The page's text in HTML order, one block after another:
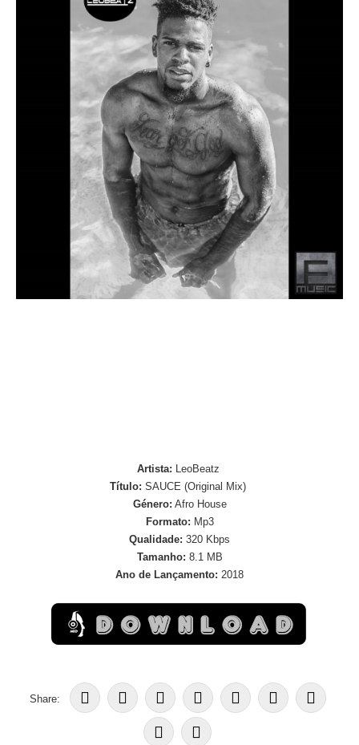
Artista: LeoBeatz
Título: SAUCE (Original Mix)
Género: Afro House
Formato: Mp3
Qualidade: 320 Kbps
Tamanho: 8.1 MB
Ano de Lançamento: 2018
Share: